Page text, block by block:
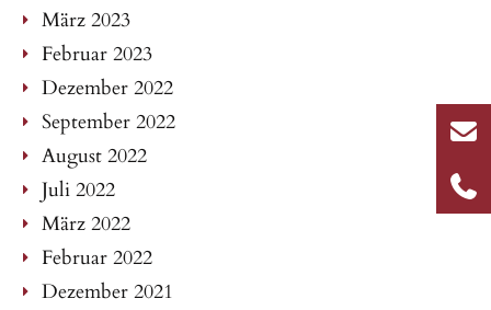
März 2023
Februar 2023
Dezember 2022
September 2022
August 2022
Juli 2022
März 2022
Februar 2022
Dezember 2021